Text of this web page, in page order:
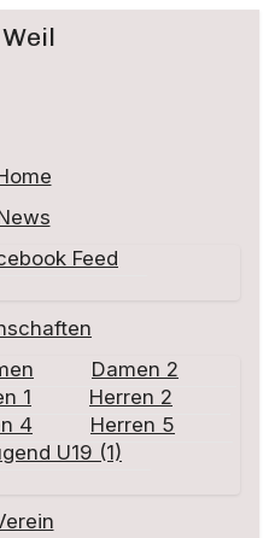
Weil
Feed
Damen 2
1
Herren 2
4
Herren 5
U19 (1)